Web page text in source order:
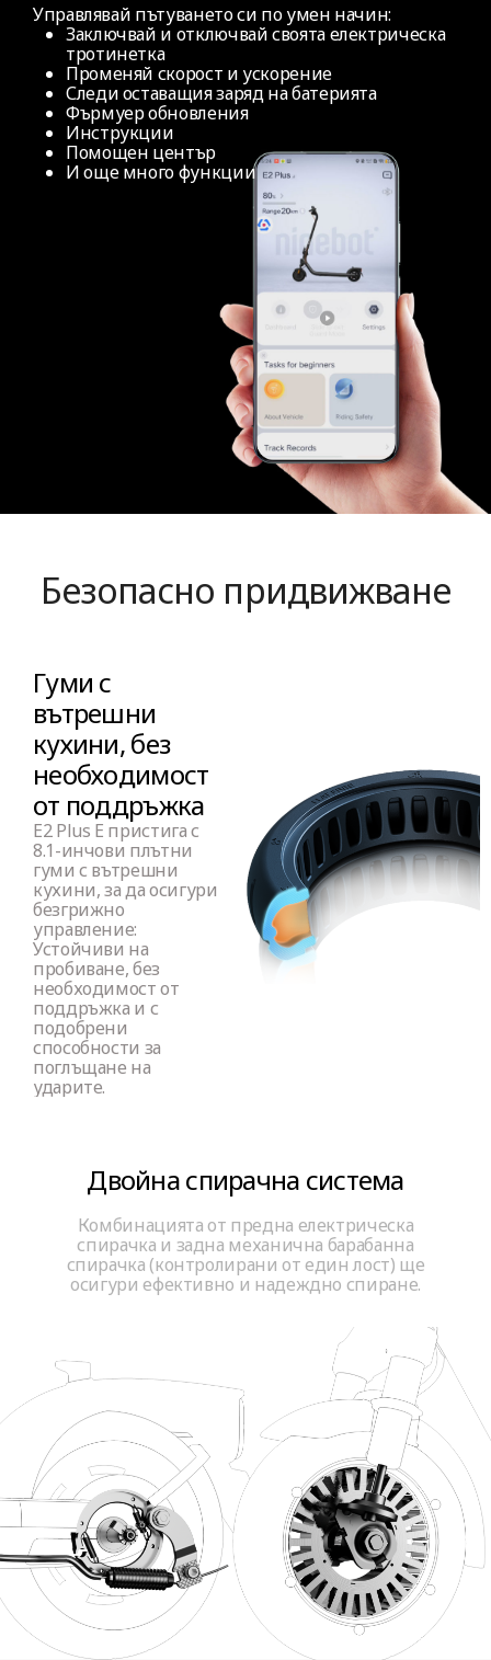
Управлявай пътуването си по умен начин:
Заключвай и отключвай своята електрическа
тротинетка
Променяй скорост и ускорение
Следи оставащия заряд на батерията
Фърмуер обновления
Инструкции
Помощен център
И още много функции
Безопасно придвижване
Гуми с
вътрешни
кухини, без
необходимост
от поддръжка
E2 Plus E пристига с
8.1-инчови плътни
гуми с вътрешни
кухини, за да осигури
безгрижно
управление:
Устойчиви на
пробиване, без
необходимост от
поддръжка и с
подобрени
способности за
поглъщане на
ударите.
Двойна спирачна система
Комбинацията от предна електрическа
спирачка и задна механична барабанна
спирачка (контролирани от един лост) ще
осигури ефективно и надеждно спиране.